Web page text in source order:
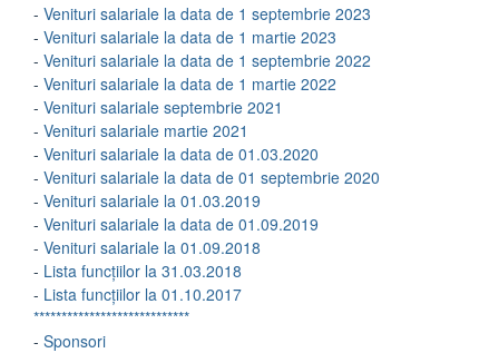
- Venituri salariale la data de 1 septembrie 2023
- Venituri salariale la data de 1 martie 2023
- Venituri salariale la data de 1 septembrie 2022
- Venituri salariale la data de 1 martie 2022
- Venituri salariale septembrie 2021
- Venituri salariale martie 2021
- Venituri salariale la data de 01.03.2020
- Venituri salariale la data de 01 septembrie 2020
- Venituri salariale la 01.03.2019
- Venituri salariale la data de 01.09.2019
- Venituri salariale la 01.09.2018
- Lista funcțiilor la 31.03.2018
- Lista funcțiilor la 01.10.2017
****************************
- Sponsori